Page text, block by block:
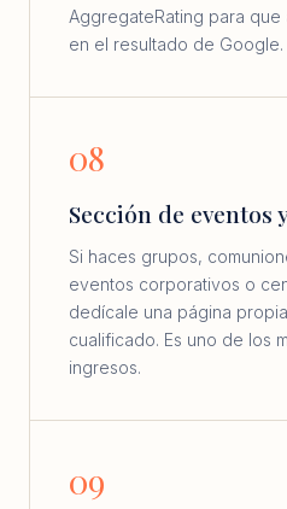
AggregateRating para
en el resultado de Google.
08
Sección de eventos
Si haces grupos,
eventos corporativos o
dedícale una página
cualificado. Es uno de los
ingresos.
09